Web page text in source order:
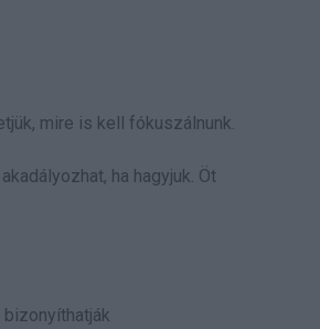
mire is kell fókuszálnunk.
ha hagyjuk. Öt